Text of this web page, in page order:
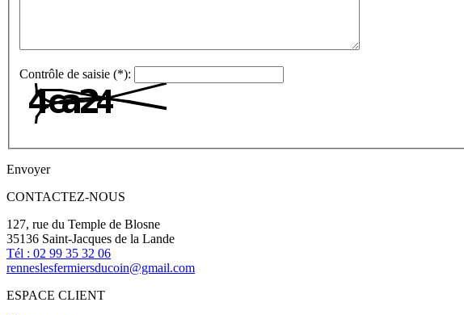
Contrôle de saisie (*):
Envoyer
CONTACTEZ-NOUS
127, rue du Temple de Blosne
35136 Saint-Jacques de la Lande
Tél : 02 99 35 32 06
renneslesfermiersducoin@gmail.com
ESPACE CLIENT